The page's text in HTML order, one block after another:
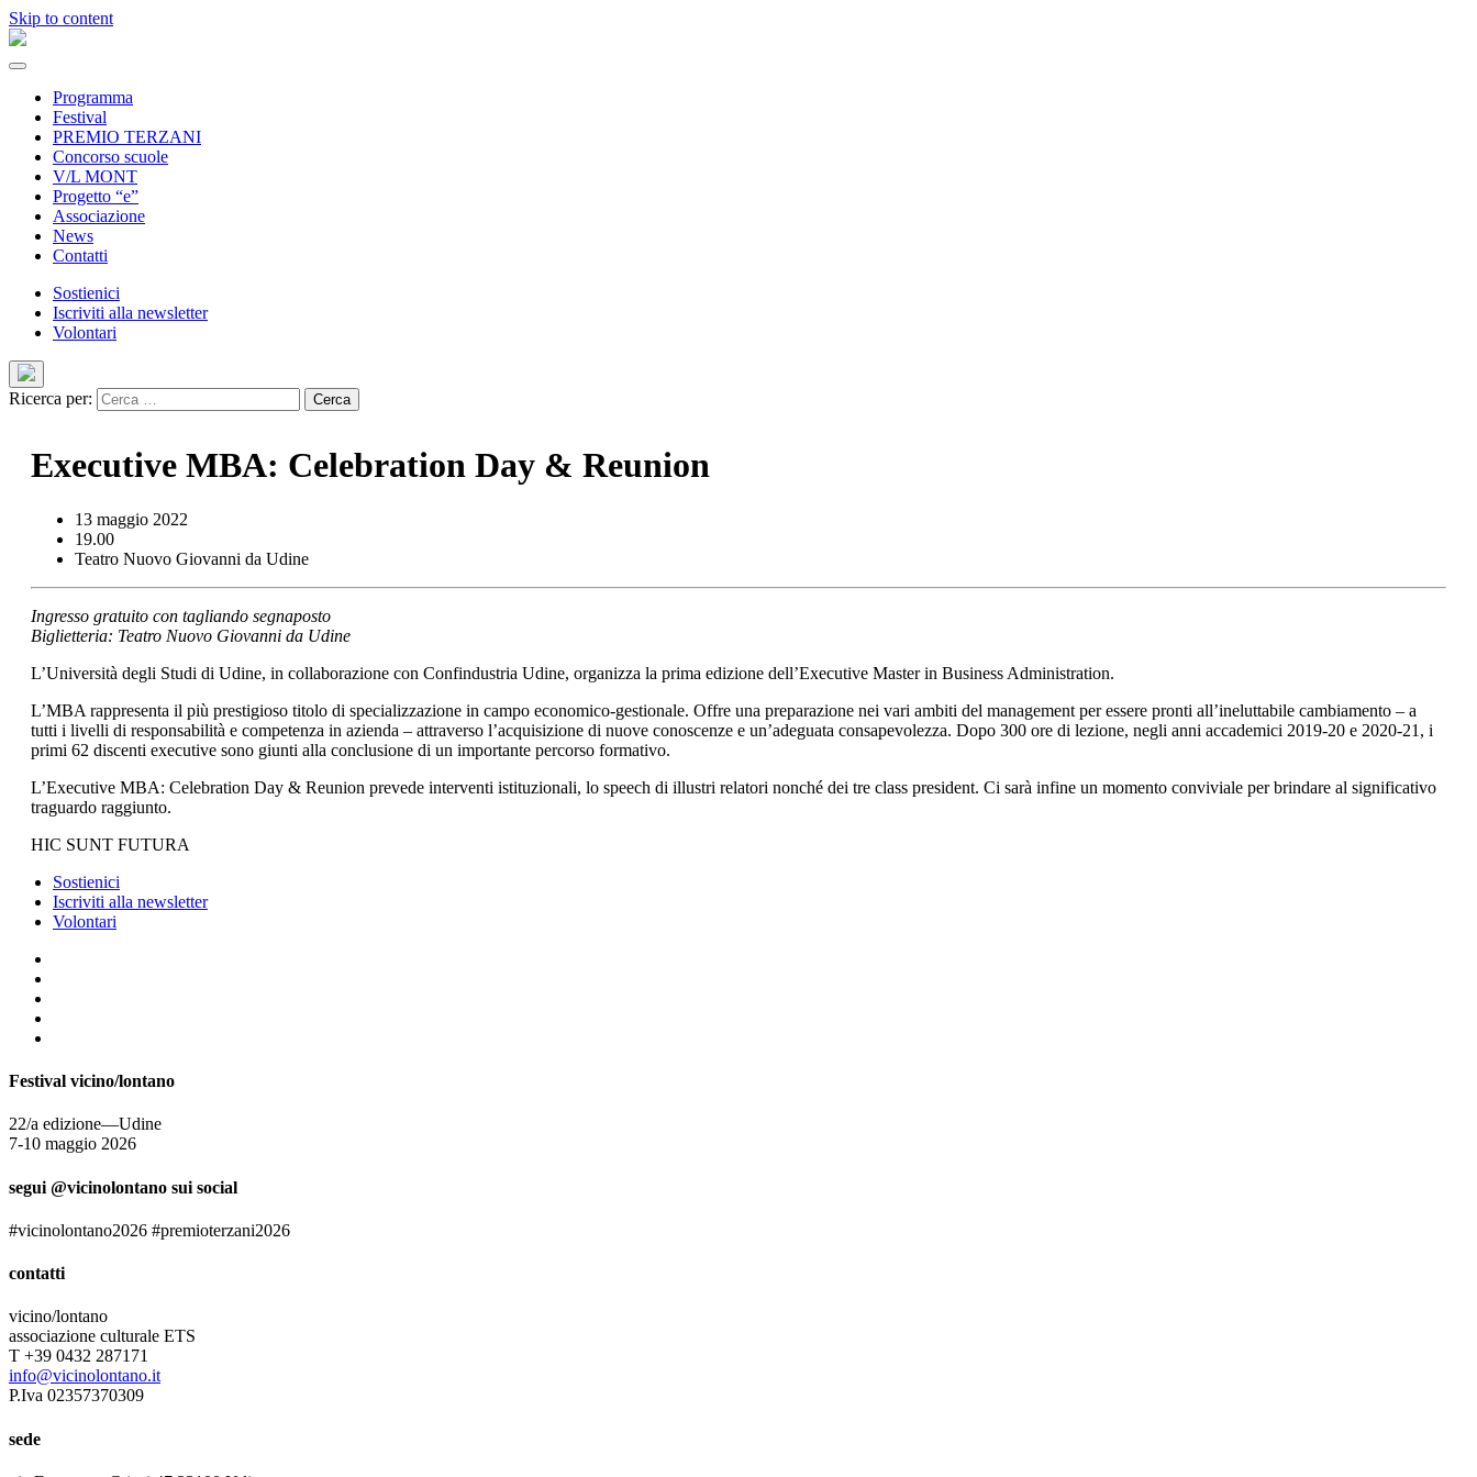
Skip to content
Programma
Festival
PREMIO TERZANI
Concorso scuole
V/L MONT
Progetto “e”
Associazione
News
Contatti
Sostienici
Iscriviti alla newsletter
Volontari
Ricerca per:
Executive MBA: Celebration Day & Reunion
13 maggio 2022
19.00
Teatro Nuovo Giovanni da Udine
Ingresso gratuito con tagliando segnaposto
Biglietteria: Teatro Nuovo Giovanni da Udine
L’Università degli Studi di Udine, in collaborazione con Confindustria Udine, organizza la prima edizione dell’Executive Master in Business Administration.
L’MBA rappresenta il più prestigioso titolo di specializzazione in campo economico-gestionale. Offre una preparazione nei vari ambiti del management per essere pronti all’ineluttabile cambiamento – a
tutti i livelli di responsabilità e competenza in azienda – attraverso l’acquisizione di nuove conoscenze e un’adeguata consapevolezza. Dopo 300 ore di lezione, negli anni accademici 2019-20 e 2020-21, i
primi 62 discenti executive sono giunti alla conclusione di un importante percorso formativo.
L’Executive MBA: Celebration Day & Reunion prevede interventi istituzionali, lo speech di illustri relatori nonché dei tre class president. Ci sarà infine un momento conviviale per brindare al significativo
traguardo raggiunto.
HIC SUNT FUTURA
Sostienici
Iscriviti alla newsletter
Volontari
Festival vicino/lontano
22/a edizione—Udine
7-10 maggio 2026
segui @vicinolontano sui social
#vicinolontano2026 #premioterzani2026
contatti
vicino/lontano
associazione culturale ETS
T +39 0432 287171
info@vicinolontano.it
P.Iva 02357370309
sede